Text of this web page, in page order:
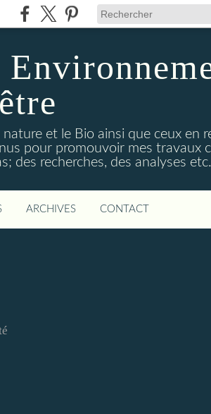
et le Bio ainsi que ceux en
pour promouvoir mes travaux
des recherches, des analyses
ARCHIVES CONTACT